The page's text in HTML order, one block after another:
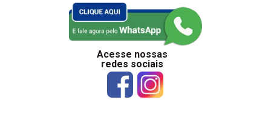
Acesse nossas
redes sociais